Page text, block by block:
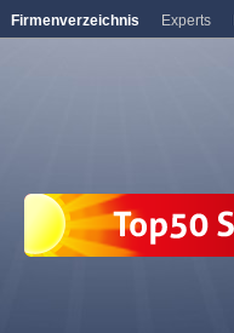
Firmenverzeichnis Experts